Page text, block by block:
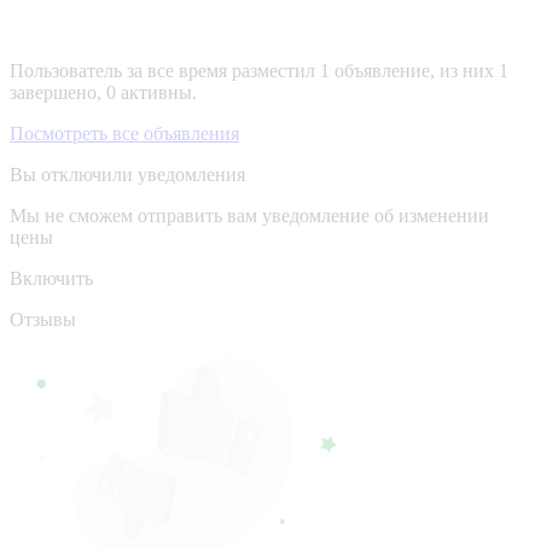
Пользователь за все время разместил 1 объявление, из них 1
завершено, 0 активны.
Посмотреть все объявления
Вы отключили уведомления
Мы не сможем отправить вам уведомление об изменении
цены
Включить
Отзывы